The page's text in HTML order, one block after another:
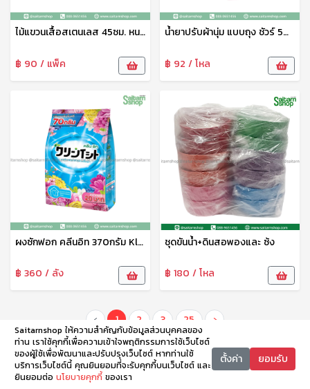
ไม้แขวนเสื้อสเตนเลส 45ซม. หนา รว
฿ 90 / แพ็ค
น้ำยาปรับผ้านุ่ม แบบถุง ชัวร์ 500มล.กลิ่นลิลลี่ โรแมนซ์ Sure
฿ 92 / โหล
ผงซักฟอก คลีนอิท 370กรัม Kleen-it
฿ 360 / ลัง
ชุดขันน้ำ+ดินสอพองและ ซ้ง
฿ 180 / โหล
‹ 1 2 3 25 ›
Saitarnshop ให้ความสำคัญกับข้อมูลส่วนบุคคลของ
ท่าน เราใช้คุกกี้เพื่อความเข้าใจพฤติกรรมการใช้เว็บไซต์
ของผู้ใช้เพื่อพัฒนาและปรับปรุงเว็บไซต์ หากท่านใช้
บริการเว็บไซต์นี้ คุณยินยอมที่จะรับคุกกี้บนเว็บไซต์ และ
ยินยอมต่อ นโยบายคุกกี้ ของเรา
ตั้งค่า ยอมรับ